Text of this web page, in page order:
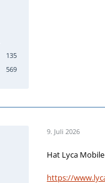
135
569
9. Juli 2026
Hat Lyca
https://